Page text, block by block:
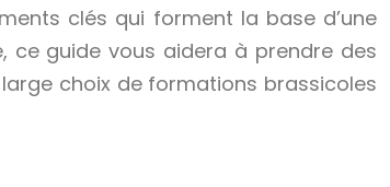
clés qui forment la base d’une
ce guide vous aidera à prendre des
choix de formations brassicoles